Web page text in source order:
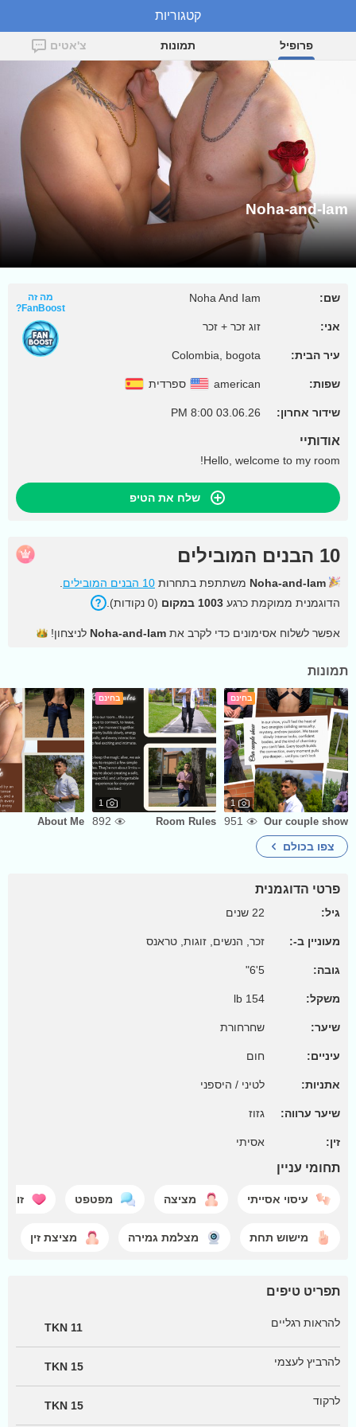
Noha-and-Iam
פרופיל תמונות צ'אטים
Noha-and-Iam
שם: Noha And Iam
אני: זוג זכר + זכר
עיר הבית: Colombia, bogota
שפות: american ספרדית
שידור אחרון: 03.06.26 8:00 PM
מה זה
FanBoost?
אודותיי
Hello, welcome to my room!
שלח את הטיפ
10 הבנים המובילים
Noha-and-Iam משתתפת בתחרות 10 הבנים המובילים
הדוגמנית ממוקמת כרגע 1003 במקום (0 נקודות).
אפשר לשלוח אסימונים כדי לקרב את Noha-and-Iam לניצחון!
תמונות
בחינם
1
Our couple show
951
בחינם
1
Room Rules
892
About Me
צפו בכולם
פרטי הדוגמנית
גיל: 22 שנים
מעוניין ב-: זכר, הנשים, זוגות, טראנס
גובה: 5'6"
משקל: 154 lb
שיער: שחרחורת
עיניים: חום
אתניות: לטיני / היספני
שיער ערווה: גזוז
זין: אסיתי
תחומי עניין
עיסוי אסייתי מציצה מפטפט
מישוש תחת מצלמת גמירה מציצת זין
תפריט טיפים
להראות רגליים 11 TKN
להרביץ לעצמי 15 TKN
לרקוד 15 TKN
קטגוריות